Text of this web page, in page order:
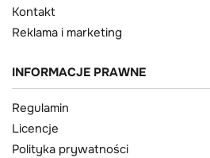
Kontakt
Reklama i marketing
INFORMACJE PRAWNE
Regulamin
Licencje
Polityka prywatności